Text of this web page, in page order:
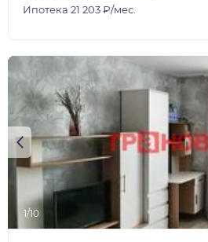
Ипотека 21 203 ₽/мес.
1/10